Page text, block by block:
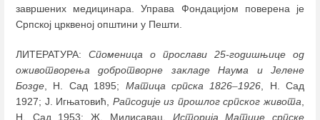
завршених медицинара. Управа Фондацијом поверена је
Српској црквеној општини у Пешти.
ЛИТЕРАТУРА: Споменица о прослави 25-годишњице од
оживотворења добротворне закладе Наума и Јелене
Бозде , Н. Сад 1895; Матица српска 1826–1926 , Н. Сад
1927; Ј. Игњатовић, Рапсодије из прошлог српског живота
Н. Сад 1953; Ж. Милисавац, Историја Матице српске